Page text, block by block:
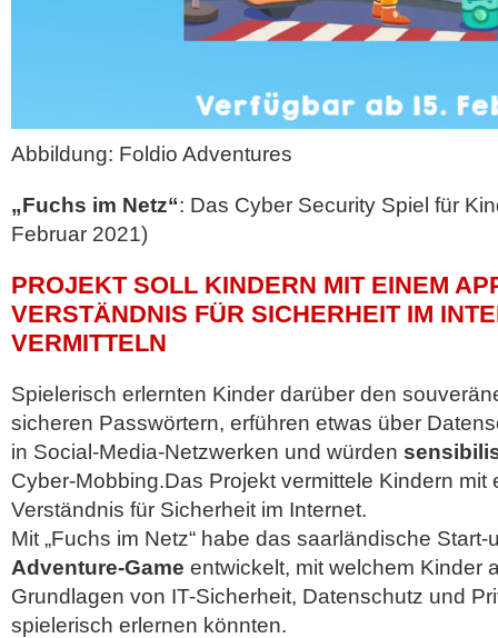
Abbildung: Foldio Adventures
„Fuchs im Netz“: Das Cyber Security Spiel für
Februar 2021)
PROJEKT SOLL KINDERN MIT EINEM
VERSTÄNDNIS FÜR SICHERHEIT IM
VERMITTELN
Spielerisch erlernten Kinder darüber den
sicheren Passwörtern, erführen etwas über
in Social-Media-Netzwerken und würden
Cyber-Mobbing.Das Projekt vermittele Kindern mit
Verständnis für Sicherheit im Internet.
Mit „Fuchs im Netz“ habe das saarländische Start-
Adventure-Game entwickelt, mit welchem Kinder
Grundlagen von IT-Sicherheit, Datenschutz und
spielerisch erlernen könnten.